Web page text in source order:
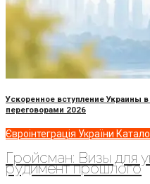
Ускоренное вступление Украины
переговорами 2026
Євроінтеграція України
Гройсман: Визы для
рудимент прошлого